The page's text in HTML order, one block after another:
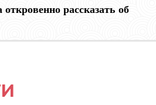
рассказать об